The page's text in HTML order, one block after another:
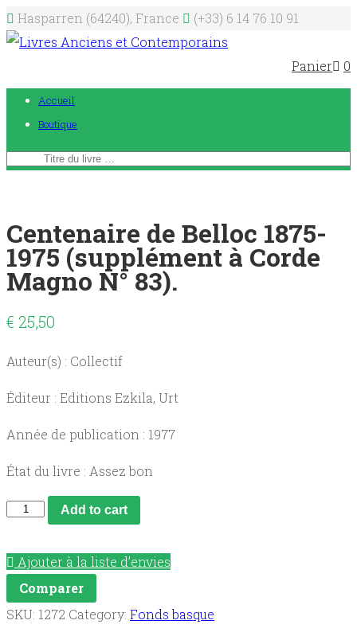
Hasparren (64240), France (+33) 6 14 76 10 91
Panier 0
Accueil
Boutique
Centenaire de Belloc 1875-
1975 (supplément à Corde
Magno N° 83).
€ 25,50
Auteur(s) : Collectif
Éditeur : Editions Ezkila, Urt
Année de publication : 1977
État du livre : Assez bon
Centenaire
Belloc
1875-
1975
Add to cart
Ajouter à la liste d’envies
Comparer
SKU: 1272 Category: Fonds basque